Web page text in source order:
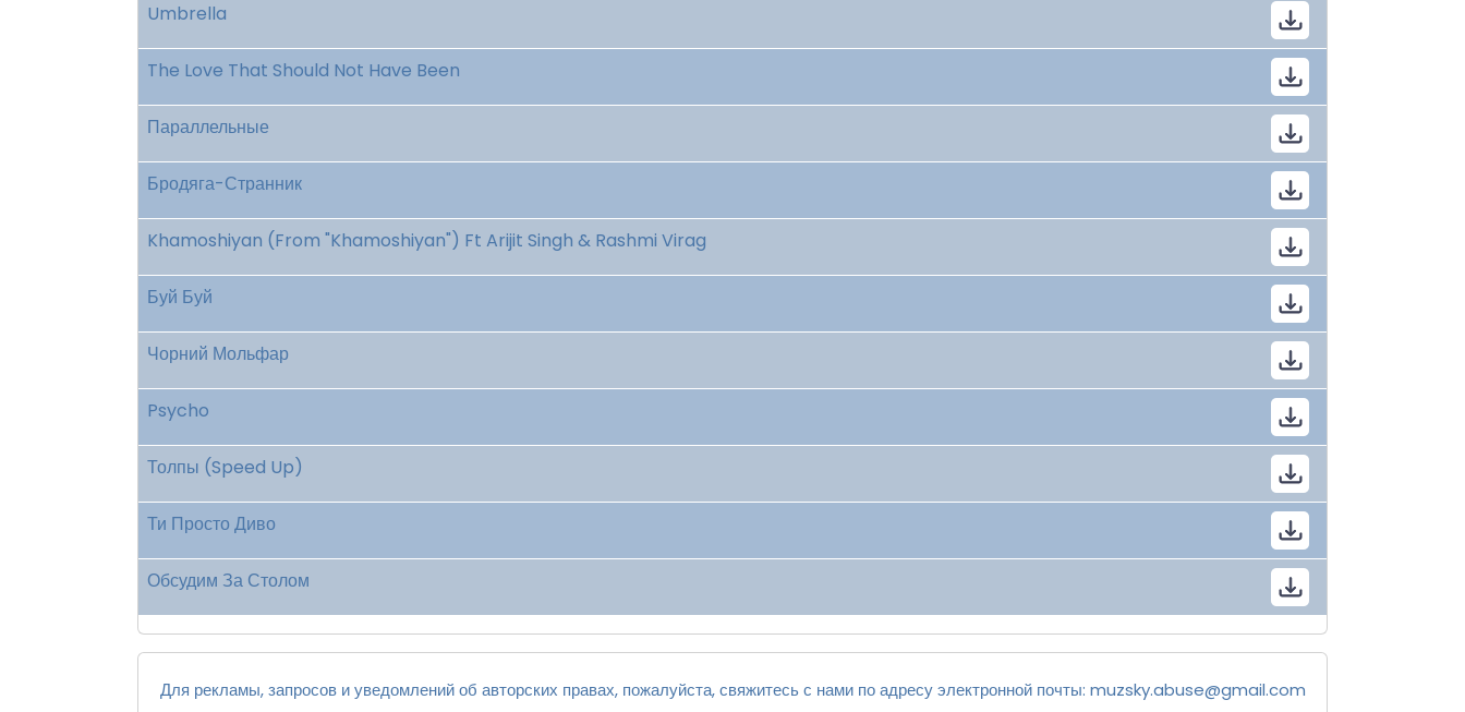
Umbrella
The Love That Should Not Have Been
Параллельные
Бродяга-Странник
Khamoshiyan (From "Khamoshiyan") Ft Arijit Singh & Rashmi Virag
Буй Буй
Чорний Мольфар
Psycho
Толпы (Speed Up)
Ти Просто Диво
Обсудим За Столом
Для рекламы, запросов и уведомлений об авторских правах, пожалуйста, свяжитесь с нами по адресу электронной почты: muzsky.abuse@gmail.com